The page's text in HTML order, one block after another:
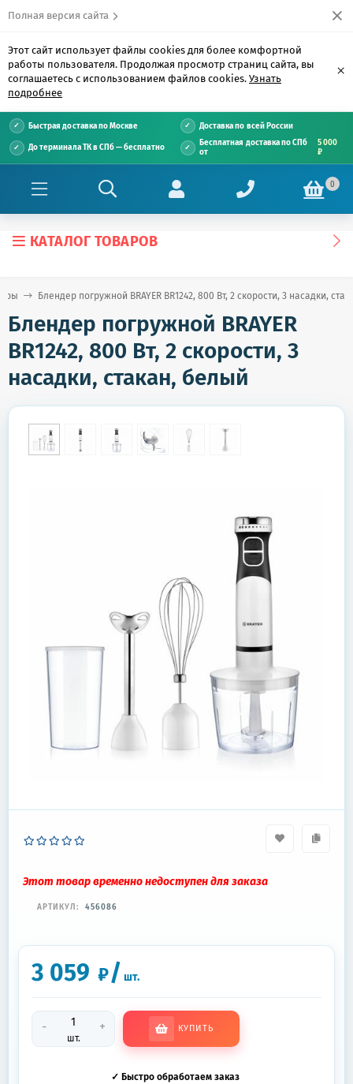
Полная версия сайта
Этот сайт использует файлы cookies для более комфортной
работы пользователя. Продолжая просмотр страниц сайта, вы
соглашаетесь с использованием файлов cookies. Узнать
подробнее
×
Быстрая доставка по Москве Доставка по всей России
До терминала ТК в СПб — бесплатно
Бесплатная доставка по СПб
от
5 000
₽
0
КАТАЛОГ ТОВАРОВ
Блендер погружной BRAYER BR1242, 800 Вт, 2 скорости, 3 насадки,
Блендер погружной BRAYER
BR1242, 800 Вт, 2 скорости, 3
насадки, стакан, белый
Этот товар временно недоступен для заказа
АРТИКУЛ: 456086
3 059 ₽/ шт.
-
шт.
+ КУПИТЬ
✓ Быстро обработаем заказ